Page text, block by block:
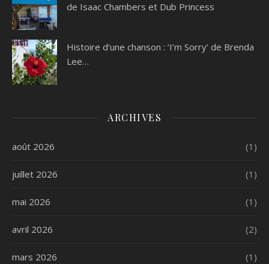
de Isaac Chambers et Dub Princess
Histoire d’une chanson : ‘I’m Sorry’ de Brenda
Lee…
ARCHIVES
août 2026 (1)
juillet 2026 (1)
mai 2026 (1)
avril 2026 (2)
mars 2026 (1)